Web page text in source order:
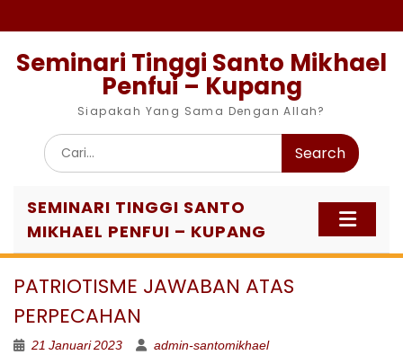
to
Seminari Tinggi Santo Mikhael
Penfui – Kupang
Siapakah Yang Sama Dengan Allah?
Search
for:
SEMINARI TINGGI SANTO
MIKHAEL PENFUI – KUPANG
PATRIOTISME JAWABAN ATAS
PERPECAHAN
21 Januari 2023 admin-santomikhael